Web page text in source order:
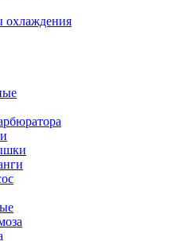
охлаждения